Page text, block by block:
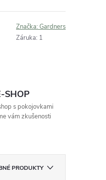
Značka: Gardners
Záruka: 1
SHOP
s pokojovkami
vám zkušenosti
PRODUKTY